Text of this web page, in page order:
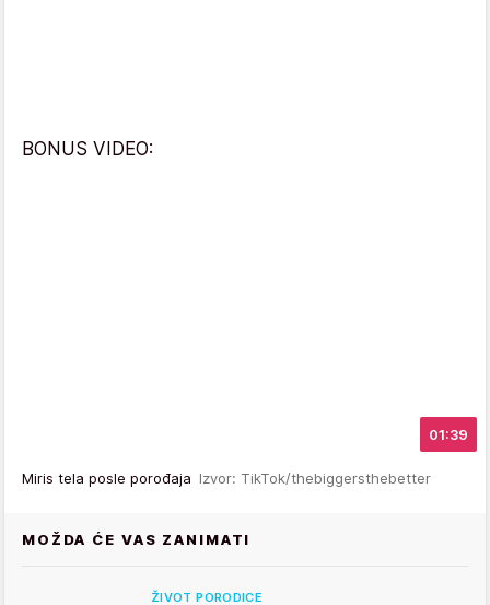
BONUS VIDEO:
01:39
Miris tela posle porođaja Izvor: TikTok/thebiggersthebetter
MOŽDA ĆE VAS ZANIMATI
ŽIVOT PORODICE